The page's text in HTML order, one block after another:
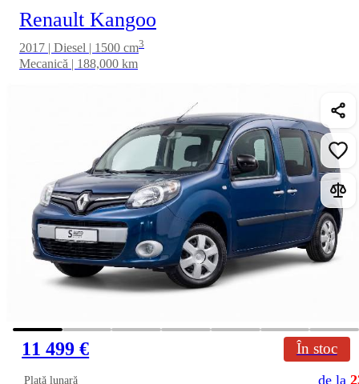
Renault Kangoo
2017 | Diesel | 1500 cm3
Mecanică | 188,000 km
11 499 € În stoc
Plată lunară de la